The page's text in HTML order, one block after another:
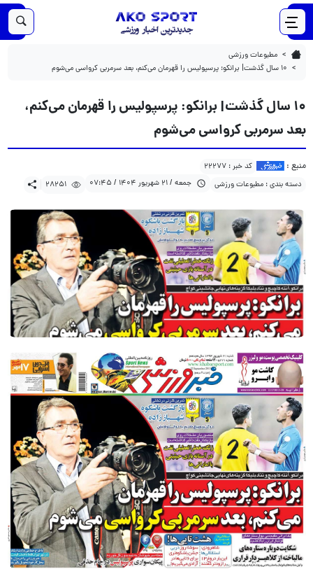
مطبوعات ورزشی
۱۰ سال گذشت| برانکو: پرسپولیس را قهرمان می‌کنم، بعد سرمربی کرواسی می‌شوم
۱۰ سال گذشت| برانکو: پرسپولیس را قهرمان می‌کنم، بعد سرمربی کرواسی می‌شوم 28251
۱۰ سال گذشت| برانکو: پرسپولیس را قهرمان می‌کنم،
بعد سرمربی کرواسی می‌شوم
منبع :
کد خبر : 22277
دسته بندی : مطبوعات ورزشی
جمعه / 21 شهریور 1404 / 07:45 28251